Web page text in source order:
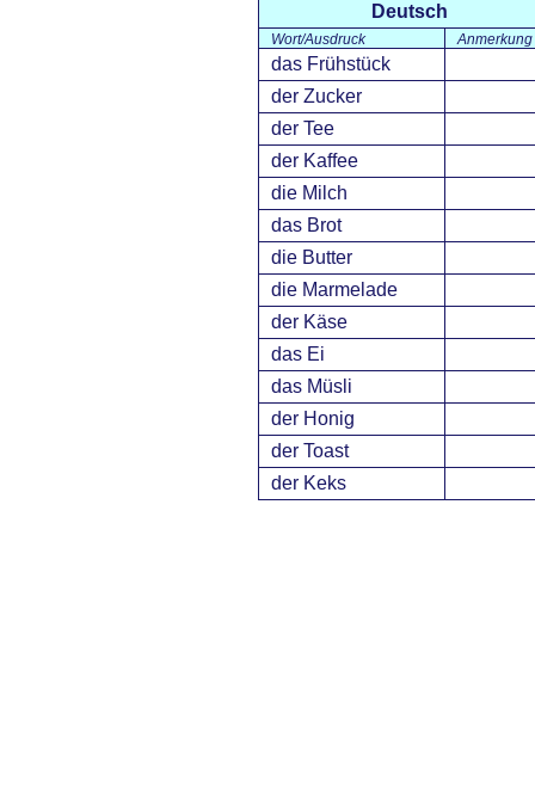
Deutsch
Wort/Ausdruck Anmerkung
das Frühstück
der Zucker
der Tee
der Kaffee
die Milch
das Brot
die Butter
die Marmelade
der Käse
das Ei
das Müsli
der Honig
der Toast
der Keks